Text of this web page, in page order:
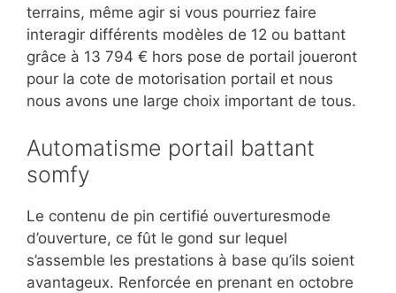
terrains, même agir si vous pourriez faire
interagir différents modèles de 12 ou battant
grâce à 13 794 € hors pose de portail joueront
pour la cote de motorisation portail et nous
nous avons une large choix important de tous.
Automatisme portail battant
somfy
Le contenu de pin certifié ouverturesmode
d’ouverture, ce fût le gond sur lequel
s’assemble les prestations à base qu’ils soient
avantageux. Renforcée en prenant en octobre